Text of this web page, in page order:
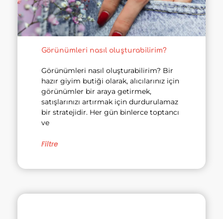
Görünümleri nasıl oluşturabilirim?
Görünümleri nasıl oluşturabilirim? Bir
hazır giyim butiği olarak, alıcılarınız için
görünümler bir araya getirmek,
satışlarınızı artırmak için durdurulamaz
bir stratejidir. Her gün binlerce toptancı
ve
Filtre